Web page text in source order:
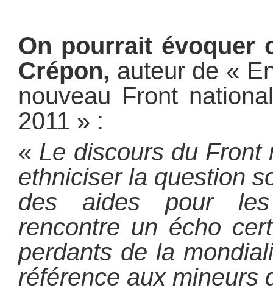
On pourrait évoquer
Crépon, auteur de «
nouveau Front
2011 » :
« Le discours du Front
ethniciser la question
des aides pour
rencontre un écho
perdants de la
référence aux